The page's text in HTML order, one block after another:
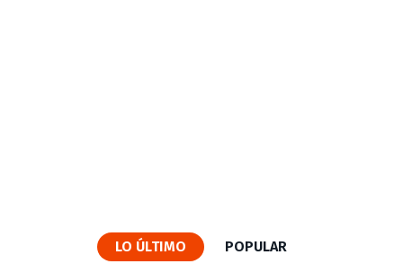
LO ÚLTIMO POPULAR